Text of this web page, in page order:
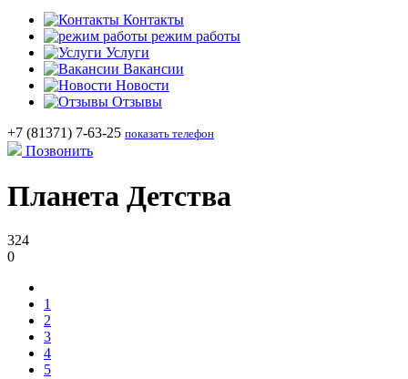
Контакты
режим работы
Услуги
Вакансии
Новости
Отзывы
+7 (81371) 7-63-25 показать телефон
Позвонить
Планета Детства
324
0
1
2
3
4
5